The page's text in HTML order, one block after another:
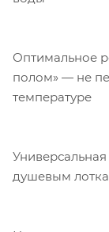
Оптимальное
полом» — не
температуре
душевым